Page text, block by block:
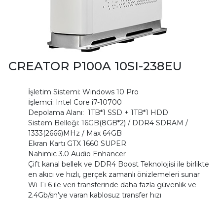
CREATOR P100A 10SI-238EU
İşletim Sistemi: Windows 10 Pro
İşlemci: Intel Core i7-10700
Depolama Alanı: 1TB*1 SSD + 1TB*1 HDD
Sistem Belleği: 16GB(8GB*2) / DDR4 SDRAM /
1333(2666)MHz / Max 64GB
Ekran Kartı GTX 1660 SUPER
Nahimic 3.0 Audio Enhancer
Çift kanal bellek ve DDR4 Boost Teknolojisi ile birlikte
en akıcı ve hızlı, gerçek zamanlı önizlemeleri sunar
Wi-Fi 6 ile veri transferinde daha fazla güvenlik ve
2.4Gb/sn’ye varan kablosuz transfer hızı